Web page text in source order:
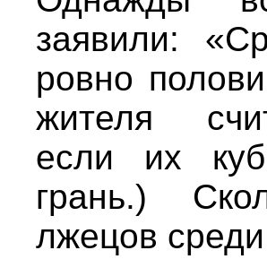
заявили:
ровно
жителя
если их
грань.)
лжецов